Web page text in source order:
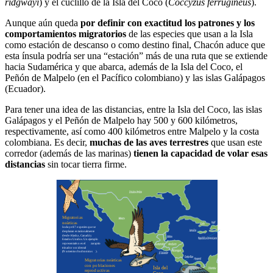
Aunque aún queda por definir con exactitud los patrones y los
comportamientos migratorios de las especies que usan a la Isla
como estación de descanso o como destino final, Chacón aduce que
esta ínsula podría ser una “estación” más de una ruta que se extiende
hacia Sudamérica y que abarca, además de la Isla del Coco, el
Peñón de Malpelo (en el Pacífico colombiano) y las islas Galápagos
(Ecuador).
Para tener una idea de las distancias, entre la Isla del Coco, las islas
Galápagos y el Peñón de Malpelo hay 500 y 600 kilómetros,
respectivamente, así como 400 kilómetros entre Malpelo y la costa
colombiana. Es decir, muchas de las aves terrestres que usan este
corredor (además de las marinas) tienen la capacidad de volar esas
distancias sin tocar tierra firme.
Isla del
Migratorias
neárticas
Incluye 87 especies que se
desplazan estacionalmente
desde Alaska, Canadá y
Estados Unidos. Un ejemplo
representativo es el
zarapito
trinador occidental
(Numenius hudsonicus ).
Migratorias neárticas
con poblaciones
reproductivas